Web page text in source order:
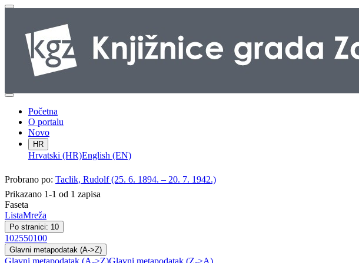
Početna
O portalu
Novo
HR
Hrvatski (HR)English (EN)
Probrano po: Taclik, Rudolf (25. 6. 1894. – 20. 7. 1942.)
Prikazano 1-1 od 1 zapisa
Faseta
ListaMreža
Po stranici: 10
102550100
Glavni metapodatak (A->Z)
Glavni metapodatak (A->Z)Glavni metapodatak (Z->A)